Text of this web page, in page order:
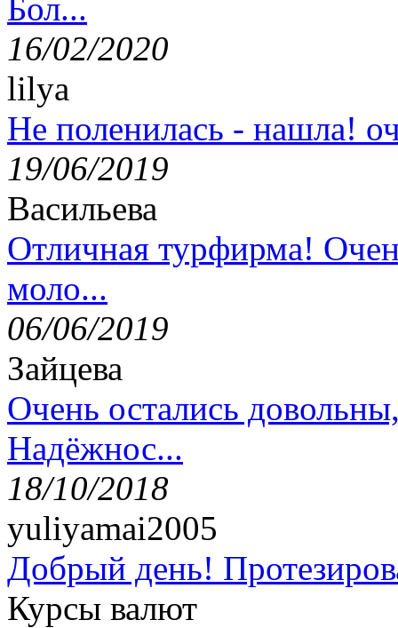
Бол...
16/02/2020
lilya
Не поленилась - нашла!
19/06/2019
Васильева
Отличная турфирма!
моло...
06/06/2019
Зайцева
Очень остались
Надёжнос...
18/10/2018
yuliyamai2005
Добрый день!
Курсы валют